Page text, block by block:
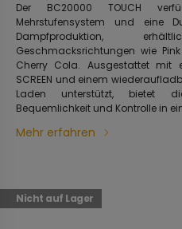
Der BC20000 TOUCH
Mehrstufensystem und eine
Dampfproduktion,
Geschmacksrichtungen wie
Cherry Cola. Ausgestattet mit
SCREEN und einem
Laden unterstützt, bietet
Bequemlichkeit und Kontrolle in
Mehr erfahren
Nicht auf Lager